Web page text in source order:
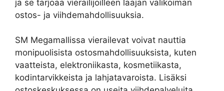
ja se tarjoaa vierailijoilleen laajan valikoiman
ostos- ja viihdemahdollisuuksia.
SM Megamallissa vierailevat voivat nauttia
monipuolisista ostosmahdollisuuksista, kuten
vaatteista, elektroniikasta, kosmetiikasta,
kodintarvikkeista ja lahjatavaroista. Lisäksi